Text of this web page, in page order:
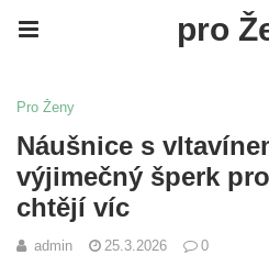
pro
Pro Ženy
Náušnice s
výjimečný šperk
chtějí víc
admin 25.3.2026 0